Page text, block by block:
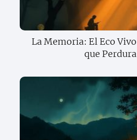
La Memoria: El Eco
que Perdura